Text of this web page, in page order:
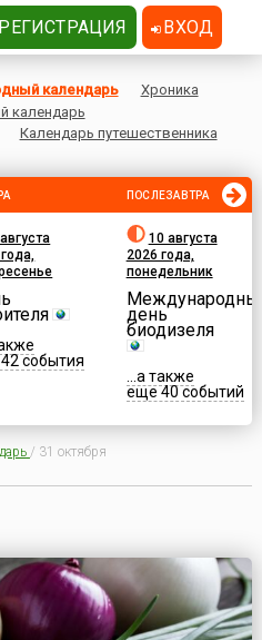
календарь
Хроника
календарь
Календарь путешественника
события
ПОСЛЕЗАВТРА
10 августа
2026 года,
понедельник
день
биодизеля
...а также
еще 40 событий
/ 31 октября
РЕГИСТРАЦИЯ ВХОД